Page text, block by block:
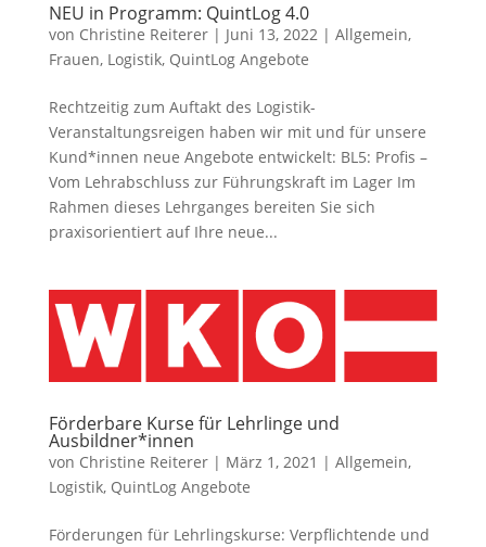
NEU in Programm: QuintLog 4.0
von Christine Reiterer| Juni 13, 2022| Allgemein,
Frauen, Logistik, QuintLog Angebote
Rechtzeitig zum Auftakt des Logistik-
Veranstaltungsreigen haben wir mit und für unsere
Kund*innen neue Angebote entwickelt: BL5: Profis –
Vom Lehrabschluss zur Führungskraft im Lager Im
Rahmen dieses Lehrganges bereiten Sie sich
praxisorientiert auf Ihre neue...
Förderbare Kurse für Lehrlinge und
Ausbildner*innen
von Christine Reiterer| März 1, 2021 | Allgemein,
Logistik, QuintLog Angebote
Förderungen für Lehrlingskurse: Verpflichtende und